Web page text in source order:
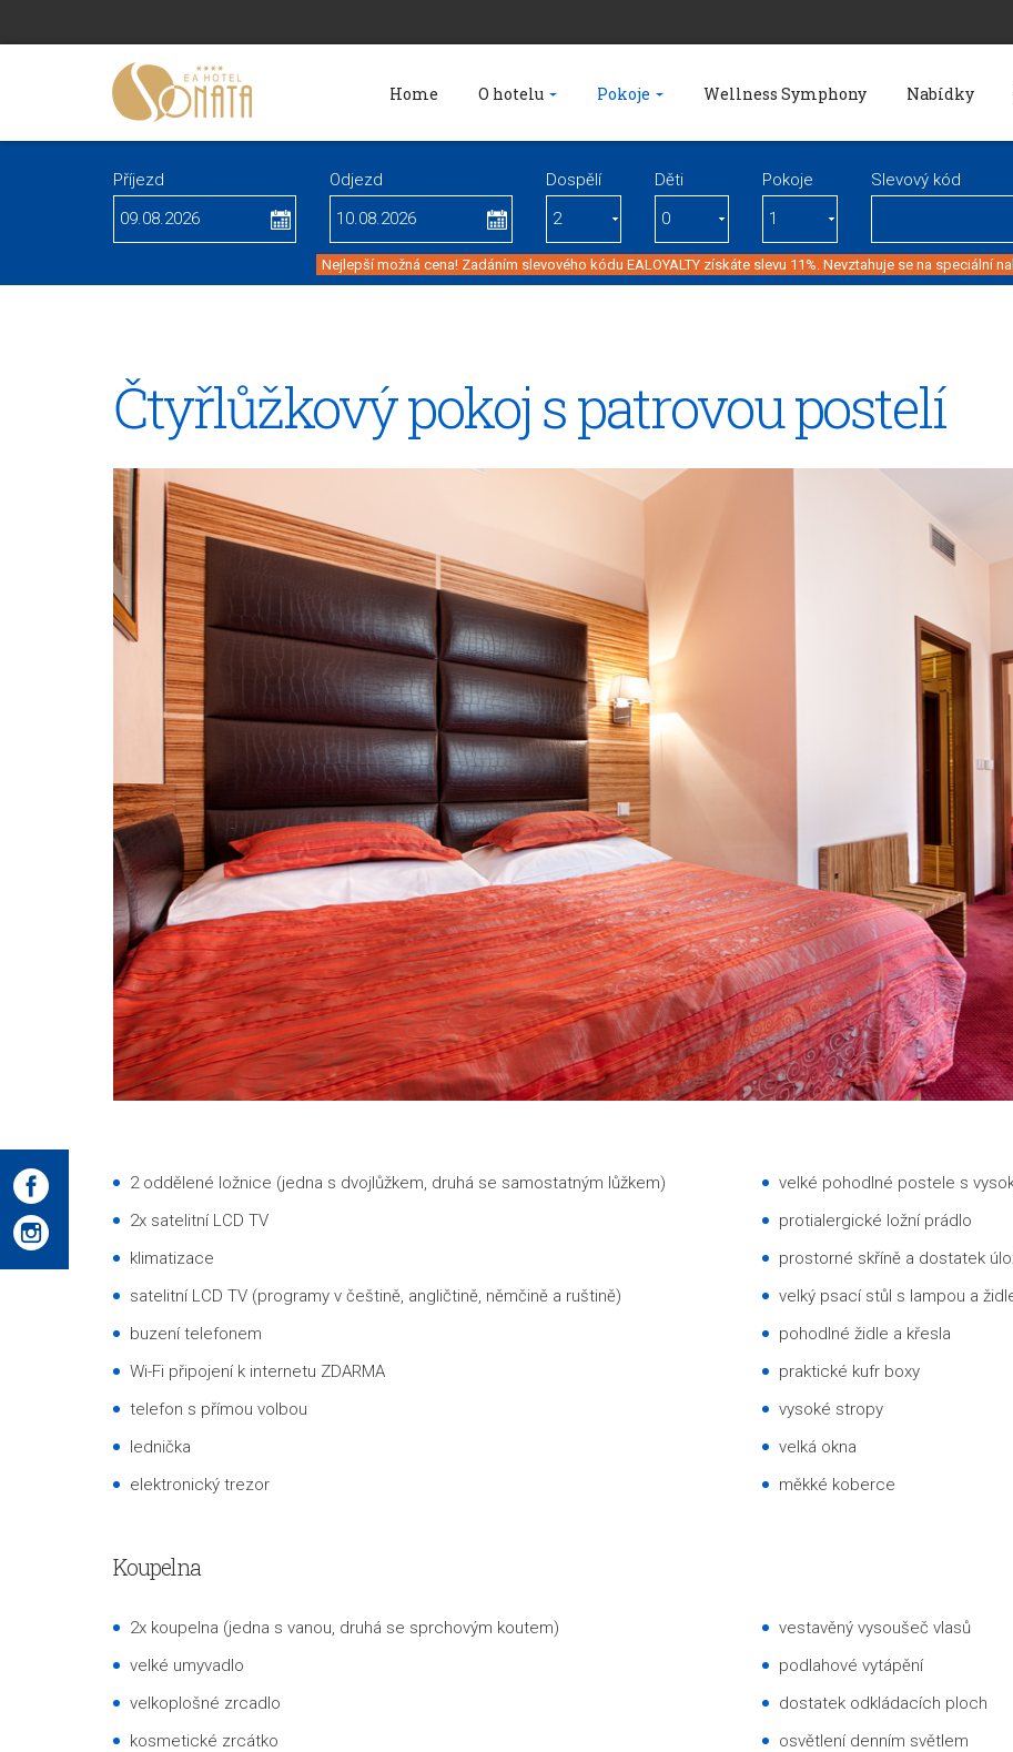
Home O hotelu Pokoje Wellness Symphony Nabídky
Příjezd Odjezd Dospělí Děti Pokoje Slevový kód
Nejlepší možná cena! Zadáním slevového kódu EALOYALTY získáte slevu 11%. Nevztahuje se na speciální
Čtyřlůžkový pokoj s patrovou postelí
2 oddělené ložnice (jedna s dvojlůžkem, druhá se samostatným lůžkem)
2x satelitní LCD TV
klimatizace
satelitní LCD TV (programy v češtině, angličtině, němčině a ruštině)
buzení telefonem
Wi-Fi připojení k internetu ZDARMA
telefon s přímou volbou
lednička
elektronický trezor
velké pohodlné postele s
protialergické ložní prádlo
prostorné skříně a dostatek
velký psací stůl s lampou a
pohodlné židle a křesla
praktické kufr boxy
vysoké stropy
velká okna
měkké koberce
Koupelna
2x koupelna (jedna s vanou, druhá se sprchovým koutem)
velké umyvadlo
velkoplošné zrcadlo
kosmetické zrcátko
vestavěný vysoušeč vlasů
podlahové vytápění
dostatek odkládacích ploch
osvětlení denním světlem